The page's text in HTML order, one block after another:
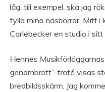
låg, till exempel, ska jag
fylla mina näsborrar. Mitt i
Carlebecker en studio i sitt
Hennes
genombrott”-trofé visas
bredbildsskärm. Jag